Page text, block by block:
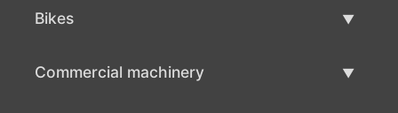
Bikes
Commercial machinery